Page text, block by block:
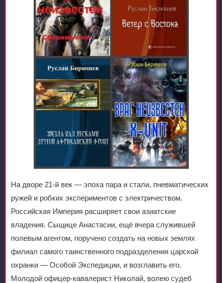
На дворе 21-й век — эпоха пара и стали, пневматических
ружей и робких экспериментов с электричеством.
Российская Империя расширяет свои азиатские
владения. Сыщице Анастасии, ещё вчера служившей
полевым агентом, поручено создать на новых землях
филиал самого таинственного подразделения царской
охранки — Особой Экспедиции, и возглавить его.
Молодой офицер-кавалерист Николай, волею судеб